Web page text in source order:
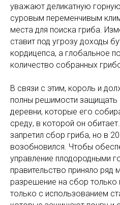
уважают деликатную
суровым переменчивым
места для поиска гриба.
ставит под угрозу доходы
кордицепса, а глобальное
количество собранных
В связи с этим, король и
полны решимости защищать
деревни, которые его
среду, в которой он
запретил сбор гриба, но в
возобновился. Чтобы
управление плодородными
правительство приняло ряд
разрешение на сбор
только с использованием